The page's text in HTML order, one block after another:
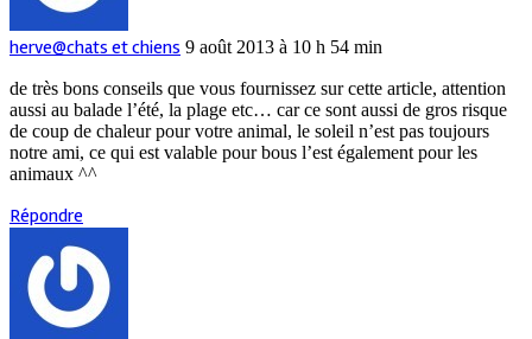
herve@chats et chiens 9 août 2013 à 10 h 54 min
de très bons conseils que vous fournissez sur cette article, attention
aussi au balade l’été, la plage etc… car ce sont aussi de gros risque
de coup de chaleur pour votre animal, le soleil n’est pas toujours
notre ami, ce qui est valable pour bous l’est également pour les
animaux ^^
Répondre